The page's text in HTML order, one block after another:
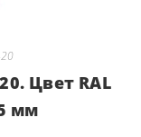
Цвет RAL
мм